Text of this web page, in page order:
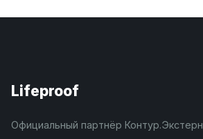
Lifeproof
Официальный партнёр Контур.Экстерн